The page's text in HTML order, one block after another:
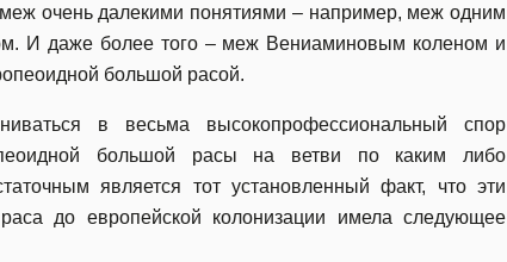
очень далекими понятиями – например, меж одним
И даже более того – меж Вениаминовым коленом и
большой расой.
в весьма высокопрофессиональный спор
большой расы на ветви по каким либо
является тот установленный факт, что эти
до европейской колонизации имела следующее